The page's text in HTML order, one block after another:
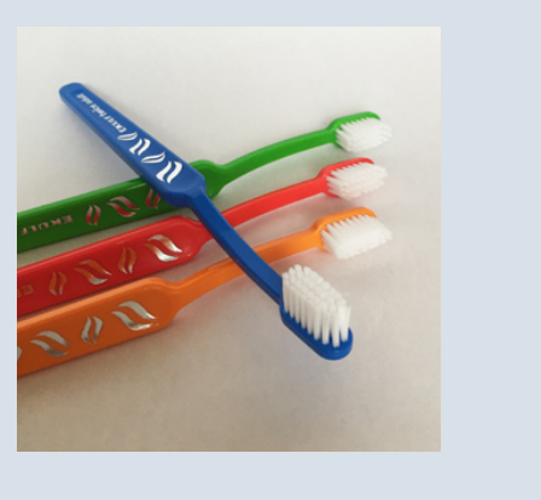
JALON - MAXIL & ORALON SALVE & TANDPLEJEMIDLER
MUNDTØRHED
BØRN
MUND SWAPS
UDSALG
FORSIDE